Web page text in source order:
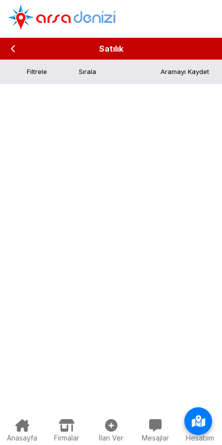
Satılık
Filtrele Aramayı Kaydet
Anasayfa Firmalar İlan Ver Mesajlar Hesabım